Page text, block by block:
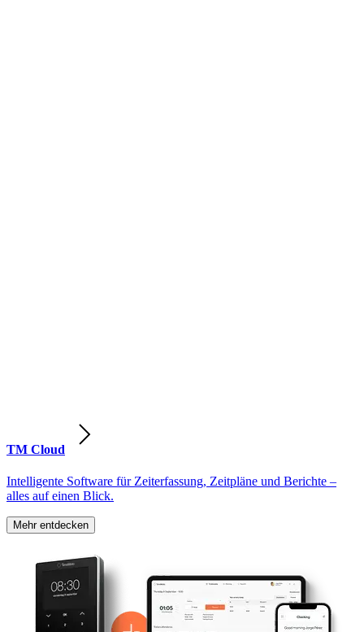
TM Cloud
Intelligente Software für Zeiterfassung, Zeitpläne und Berichte –
alles auf einen Blick.
Mehr entdecken